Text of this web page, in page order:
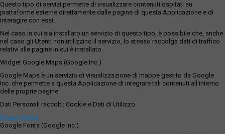
Questo tipo di servizi permette di visualizzare contenuti ospitati su
piattaforme esterne direttamente dalle pagine di questa Applicazione e di
interagire con essi.
Nel caso in cui sia installato un servizio di questo tipo, è possibile che, anche
nel caso gli Utenti non utilizzino il servizio, lo stesso raccolga dati di traffico
relativi alle pagine in cui è installato.
Widget Google Maps (Google Inc.)
Google Maps è un servizio di visualizzazione di mappe gestito da Google
Inc. che permette a questa Applicazione di integrare tali contenuti all'interno
delle proprie pagine.
Dati Personali raccolti: Cookie e Dati di Utilizzo.
Privacy Policy
Google Fonts (Google Inc.)